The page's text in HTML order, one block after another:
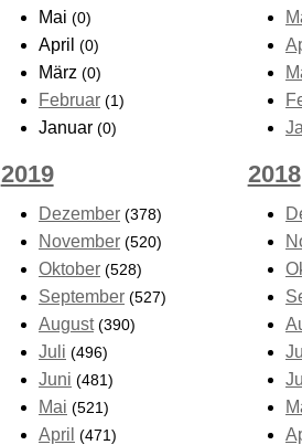
Mai (0)
April (0)
März (0)
Februar (1)
Januar (0)
2019
Dezember (378)
November (520)
Oktober (528)
September (527)
August (390)
Juli (496)
Juni (481)
Mai (521)
April (471)
2018